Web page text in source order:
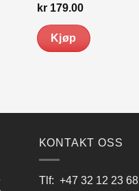
kr179.00
Kjøp
KONTAKT OSS
Tlf: +47 32 12 23 68